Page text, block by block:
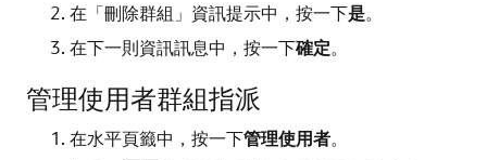
在「刪除群組」資訊提示中，按一下是。
在下一則資訊訊息中，按一下確定。
管理使用者群組指派
在水平頁籤中，按一下管理使用者。